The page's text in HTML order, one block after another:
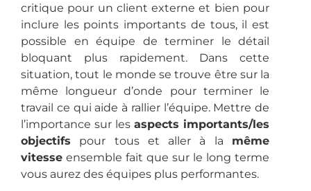
critique pour un client externe et bien pour
inclure les points importants de tous, il est
possible en équipe de terminer le détail
bloquant plus rapidement. Dans cette
situation, tout le monde se trouve être sur la
même longueur d’onde pour terminer le
travail ce qui aide à rallier l’équipe. Mettre de
l’importance sur les aspects importants/les
objectifs pour tous et aller à la même
vitesse ensemble fait que sur le long terme
vous aurez des équipes plus performantes.